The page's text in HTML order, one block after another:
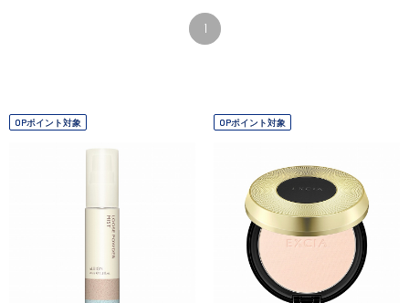
1
OPポイント対象 OPポイント対象